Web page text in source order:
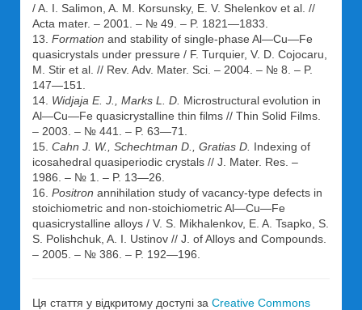
/ A. I. Salimon, A. M. Korsunsky, E. V. Shelenkov et al. //
Acta mater. – 2001. – № 49. – P. 1821—1833.
13. Formation and stability of single-phase Al—Cu—Fe
quasicrystals under pressure / F. Turquier, V. D. Cojocaru,
M. Stir et al. // Rev. Adv. Mater. Sci. – 2004. – № 8. – P.
147—151.
14. Widjaja E. J., Marks L. D. Microstructural evolution in
Al—Cu—Fe quasicrystalline thin films // Thin Solid Films.
– 2003. – № 441. – P. 63—71.
15. Cahn J. W., Schechtman D., Gratias D. Indexing of
icosahedral quasiperiodic crystals // J. Mater. Res. –
1986. – № 1. – P. 13—26.
16. Positron annihilation study of vacancy-type defects in
stoichiometric and non-stoichiometric Al—Cu—Fe
quasicrystalline alloys / V. S. Mikhalenkov, E. A. Tsapko, S.
S. Polishchuk, A. I. Ustinov // J. of Alloys and Compounds.
– 2005. – № 386. – P. 192—196.
Ця стаття у відкритому доступі за Creative Commons